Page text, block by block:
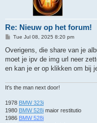
Re: Nieuw op het forum!
P
s
Tue Jul 08, 2025 8:20 pm
Overigens, die share van je
moet je ipv de img url neer
en kan je er op klikken om bij
It's the man next door!
1978 BMW 323i
1980 BMW 528i maior restitutio
1986 BMW 528i